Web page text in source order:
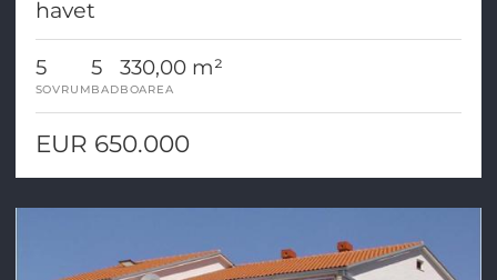
havet
5
SOVRUM
5
BAD
330,00 m²
BOAREA
EUR 650.000